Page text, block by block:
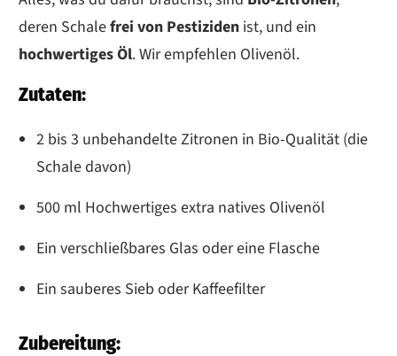
deren Schalefrei von Pestiziden ist, und ein
hochwertiges Öl. Wir empfehlen Olivenöl.
Zutaten:
2 bis 3 unbehandelte Zitronen in Bio-Qualität (die
Schale davon)
500 ml Hochwertiges extra natives Olivenöl
Ein verschließbares Glas oder eine Flasche
Ein sauberes Sieb oder Kaffeefilter
Zubereitung: